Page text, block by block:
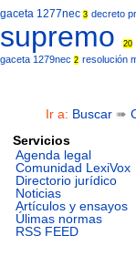
gaceta 1277nec 3 decreto
supremo 20
gaceta 1279nec 2 resolución
Ir a: Buscar➠
Servicios
Agenda legal
Comunidad LexiVox
Directorio jurídico
Noticias
Artículos y ensayos
Úlimas normas
RSS FEED